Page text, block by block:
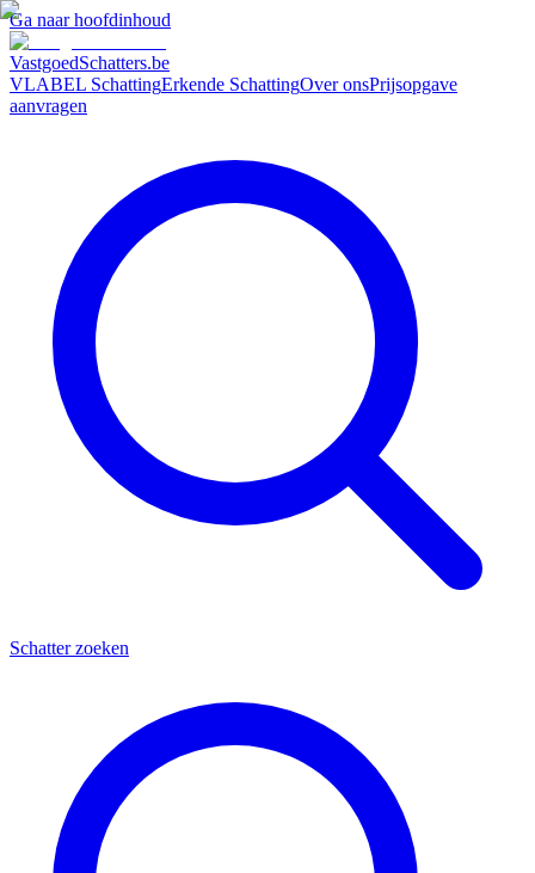
Ga naar hoofdinhoud
VastgoedSchatters.be
VLABEL SchattingErkende SchattingOver onsPrijsopgave
aanvragen
Schatter zoeken